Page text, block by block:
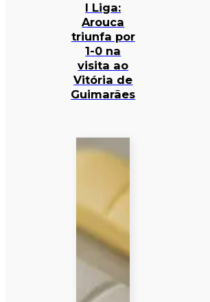
I Liga:
Arouca
triunfa por
1-0 na
visita ao
Vitória de
Guimarães